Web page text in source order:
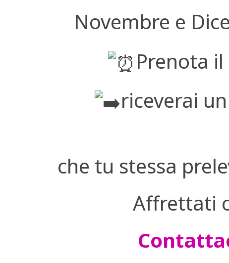
Novembre e
Prenota
riceverai
che tu stessa
Affrettati